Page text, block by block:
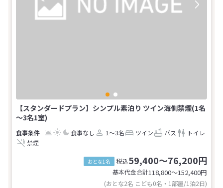
【スタンダードプラン】シンプル素泊り ツイン海側禁煙(1名
～3名1室)
食事なし 1～3名 ツイン バス
トイレ
禁煙
おとな1名 税込59,400～76,200円
基本代金合計118,800〜152,400円
(おとな2名 こども0名・1部屋/1泊2日)